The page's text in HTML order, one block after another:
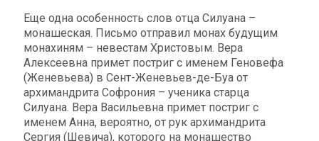
Еще одна особенность слов отца Силуана –
монашеская. Письмо отправил монах будущим
монахиням – невестам Христовым. Вера
Алексеевна примет постриг с именем Геновефа
(Женевьева) в Сент-Женевьев-де-Буа от
архимандрита Софрония – ученика старца
Силуана. Вера Васильевна примет постриг с
именем Анна, вероятно, от рук архимандрита
Сергия (Шевича), которого на монашество